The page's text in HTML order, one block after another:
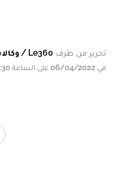
تحرير من طرف Le360 / وكالات
في 06/04/2022 على الساعة 16:30